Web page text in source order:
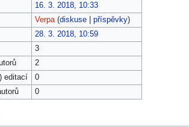
16. 3. 2018, 10:33
Verpa (diskuse| příspěvky)
28. 3. 2018, 10:59
3
2
editací
0
0